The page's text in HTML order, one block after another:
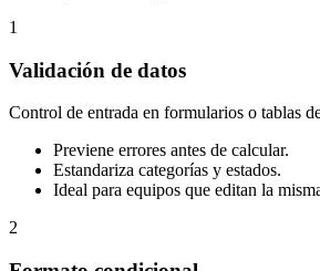
1
Validación de datos
Control de entrada en formularios o tablas
Previene errores antes de calcular.
Estandariza categorías y estados.
Ideal para equipos que editan la
2